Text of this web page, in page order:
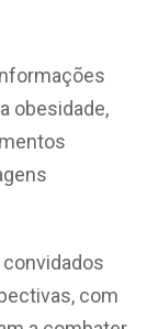
obesidade,
com